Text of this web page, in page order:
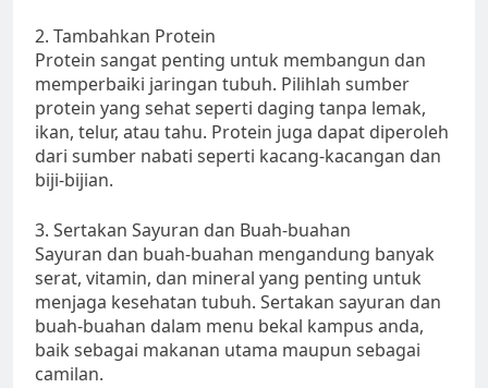
2. Tambahkan Protein
Protein sangat penting untuk membangun dan
memperbaiki jaringan tubuh. Pilihlah sumber
protein yang sehat seperti daging tanpa lemak,
ikan, telur, atau tahu. Protein juga dapat diperoleh
dari sumber nabati seperti kacang-kacangan dan
biji-bijian.
3. Sertakan Sayuran dan Buah-buahan
Sayuran dan buah-buahan mengandung banyak
serat, vitamin, dan mineral yang penting untuk
menjaga kesehatan tubuh. Sertakan sayuran dan
buah-buahan dalam menu bekal kampus anda,
baik sebagai makanan utama maupun sebagai
camilan.